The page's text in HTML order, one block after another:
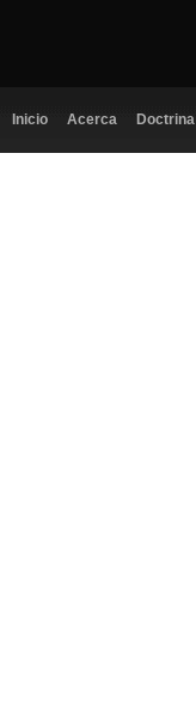
Inicio Acerca Doctrina